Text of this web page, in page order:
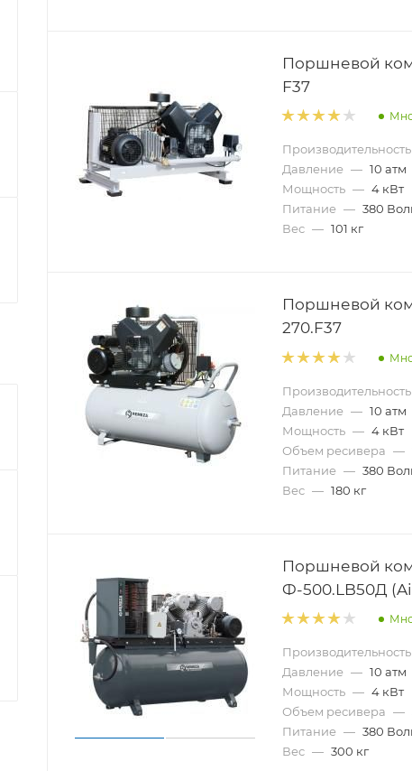
Поршневой
F37
Производительность
Давление — 10 атм
Мощность — 4 кВт
Питание — 380
Вес — 101 кг
Поршневой
270.F37
Производительность
Давление — 10 атм
Мощность — 4 кВт
Объем ресивера —
Питание — 380
Вес — 180 кг
Поршневой
Ф-500.LB50Д
Производительность
Давление — 10 атм
Мощность — 4 кВт
Объем ресивера —
Питание — 380
Вес — 300 кг